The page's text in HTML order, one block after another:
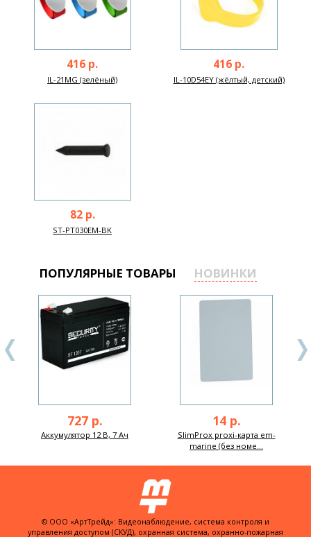
416 р.
IL-21MG (зелёный)
416 р.
IL-10D54EY (жёлтый, детский)
82 р.
ST-PT030EM-BK
ПОПУЛЯРНЫЕ ТОВАРЫ НОВИНКИ
727 р.
Аккумулятор 12 В, 7 Ач
14 р.
SlimProx proxi-карта em-
marine (без номе...
© ООО «АртТрейд»: Видеонаблюдение, система контроля и
управления доступом (СКУД), охранная система, охранно-пожарная